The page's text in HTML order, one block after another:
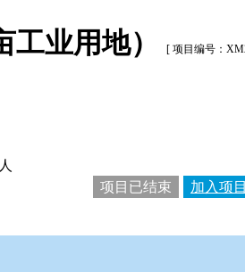
工业用地） [ 项目编号：
加入项
项目已结束